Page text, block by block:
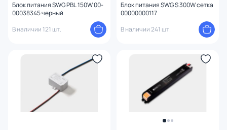
Блок питания SWG PBL 150W 00-
00038345 черный
В наличии 121 шт.
Блок питания SWG S 300W сетка
00000000117
В наличии 241 шт.